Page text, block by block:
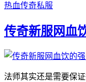
热血传奇私服
传奇新服网血
法师其实还是需要保